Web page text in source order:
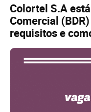
Colortel S.A
Comercial
requisitos e